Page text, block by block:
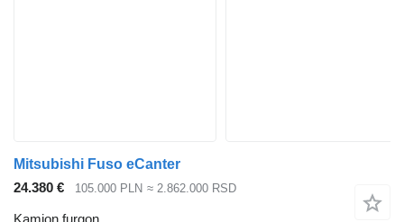
Mitsubishi Fuso eCanter
24.380 €
105.000 PLN ≈ 2.862.000 RSD
Kamion furgon